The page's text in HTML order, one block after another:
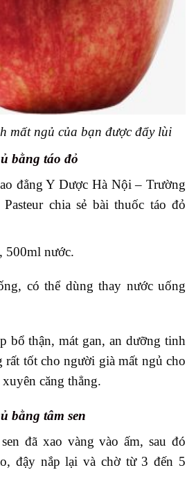
mất ngủ của bạn được đẩy lùi
bằng táo đỏ
đẳng Y Dược Hà Nội – Trường
chia sẻ bài thuốc táo đỏ
500ml nước.
có thể dùng thay nước uống
bổ thận, mát gan, an dưỡng tinh
rất tốt cho người già mất ngủ cho
căng thẳng.
bằng tâm sen
đã xao vàng vào ấm, sau đó
đậy nắp lại và chờ từ 3 đến 5